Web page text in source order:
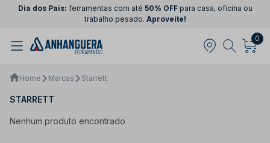
Dia dos Pais: ferramentas com até 50% OFFpara casa, oficina ou
trabalho pesado. Aproveite!
0
Home Marcas Starrett
STARRETT
Nenhum produto encontrado